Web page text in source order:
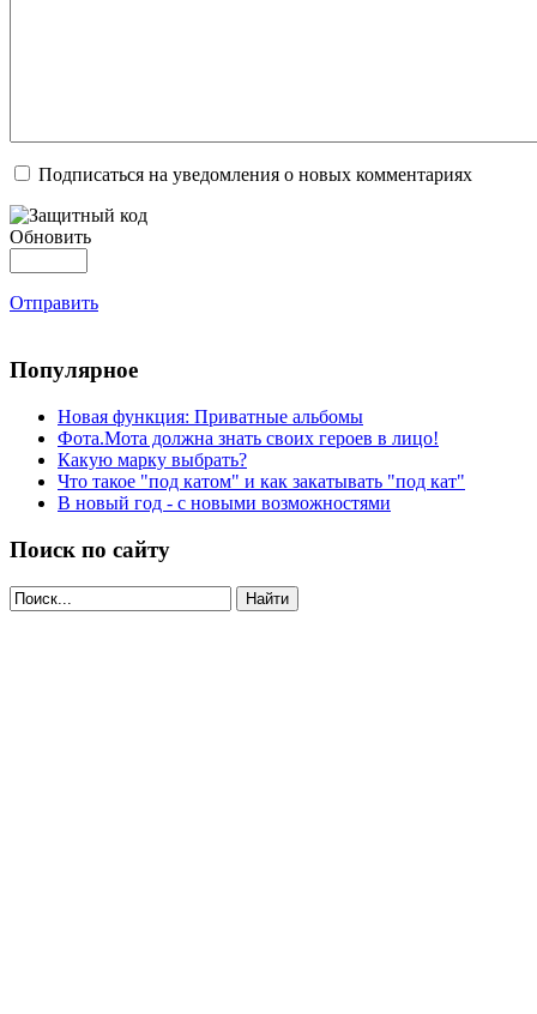
Подписаться на уведомления о новых комментариях
Обновить
Отправить
Популярное
Новая функция: Приватные альбомы
Фота.Мота должна знать своих героев в лицо!
Какую марку выбрать?
Что такое "под катом" и как закатывать "под кат"
В новый год - с новыми возможностями
Поиск по сайту
Найти